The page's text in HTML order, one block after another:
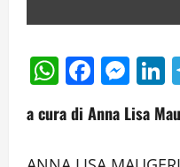
a cura di Anna Lisa